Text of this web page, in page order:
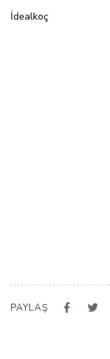
İdealkoç
PAYLAŞ